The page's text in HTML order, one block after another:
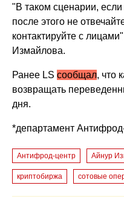
"В таком сценарии,
после этого не
контактируйте с
Измайлова.
Ранее LSсообщал, что
возвращать
дня.
*департамент
Антифрод-центр Айнур
криптобиржа сотовые